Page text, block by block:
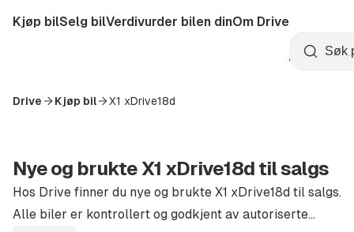
til
Startside
Kjøp bilSelg bilVerdivurder bilen dinOm Drive
Opprett
konto
Søk
Drive Kjøp bil X1 xDrive18d
Nye og brukte X1 xDrive18d til salgs
Hos Drive finner du nye og brukte X1 xDrive18d til salgs.
Alle biler er kontrollert og godkjent av autoriserte